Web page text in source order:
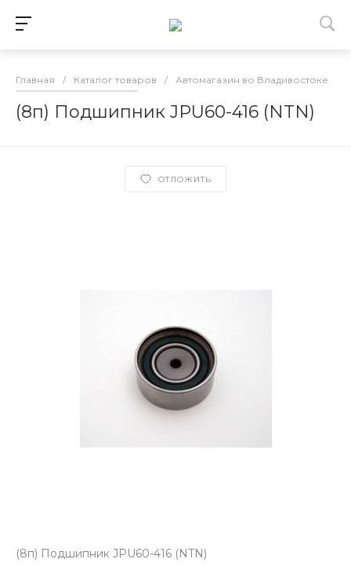
Главная / Каталог товаров / Автомагазин во Владивостоке
(8п) Подшипник JPU60-416 (NTN)
ОТЛОЖИТЬ
(8п) Подшипник JPU60-416 (NTN)